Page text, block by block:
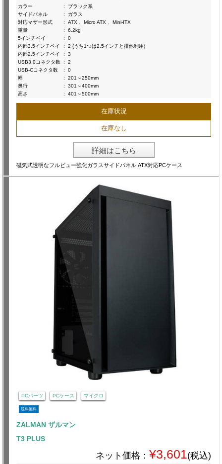
カラー
:
ブラック系
サイドパネル
:
ガラス
対応マザー形式
:
ATX 、Micro ATX 、Mini-ITX
重量
:
6.2kg
5インチベイ
:
0
内部3.5インチベイ
:
2 (うち1つは2.5インチと排他利用)
内部2.5インチベイ
:
3
USB3.0コネクタ数 :
2
USB-Cコネクタ数
:
0
幅
:
201～250mm
奥行
:
301～400mm
高さ
: 401～500mm
在庫状況
在庫なし
詳細はこちら
磁気式透明なフルビュー強化ガラスサイドパネル ATX対応PCケース
PCパーツ PCケース マイクロ
送料無料
ZALMAN ザルマン
T3 PLUS
ネット価格： ¥3,601 (税込)